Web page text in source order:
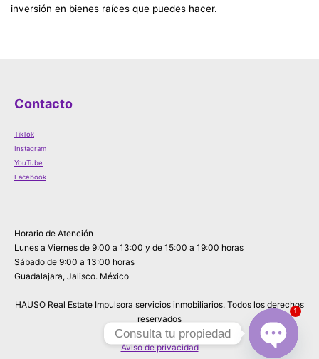
inversión en bienes raíces que puedes hacer.
Contacto
TikTok
Instagram
YouTube
Facebook
Horario de Atención
Lunes a Viernes de 9:00 a 13:00 y de 15:00 a 19:00 horas
Sábado de 9:00 a 13:00 horas
Guadalajara, Jalisco. México
HAUSO Real Estate Impulsora servicios inmobiliarios. Todos los derechos
reservados
Aviso de privacidad
Consulta tu propiedad
1